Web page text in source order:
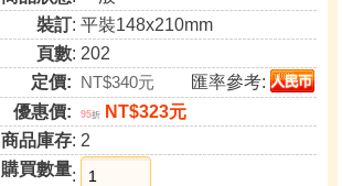
裝訂: 平裝148x210mm
頁數: 202
定價: NT$340元
匯率參考:
優惠價:
95折
NT$323元
商品庫存: 2
購買數量: